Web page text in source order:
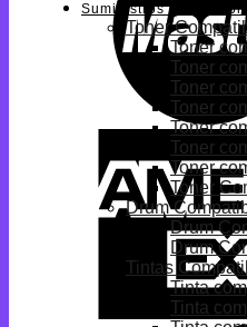
Suministros
Toner
Toner
Toner
Toner
Toner
Toner
Toner
Toner
Toner
Drum
Drum
Drum
Tintas
Tinta
Tinta